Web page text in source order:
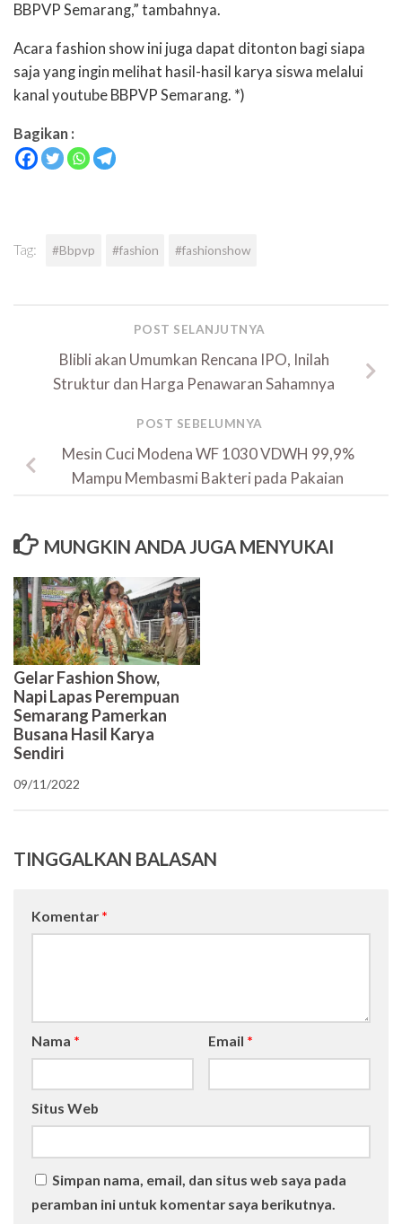
BBPVP Semarang,” tambahnya.
Acara fashion show ini juga dapat ditonton bagi siapa
saja yang ingin melihat hasil-hasil karya siswa melalui
kanal youtube BBPVP Semarang. *)
Bagikan :
Tag: #Bbpvp #fashion #fashionshow
POST SELANJUTNYA
Blibli akan Umumkan Rencana IPO, Inilah
Struktur dan Harga Penawaran Sahamnya
POST SEBELUMNYA
Mesin Cuci Modena WF 1030 VDWH 99,9%
Mampu Membasmi Bakteri pada Pakaian
MUNGKIN ANDA JUGA MENYUKAI
Gelar Fashion Show,
Napi Lapas Perempuan
Semarang Pamerkan
Busana Hasil Karya
Sendiri
09/11/2022
TINGGALKAN BALASAN
Komentar
Nama Email
Situs Web
Simpan nama, email, dan situs web saya pada
peramban ini untuk komentar saya berikutnya.